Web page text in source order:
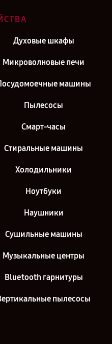
Духовые шкафы
Микроволновые печи
машины
Пылесосы
Смарт-часы
Стиральные машины
Холодильники
Ноутбуки
Наушники
Сушильные машины
Музыкальные центры
Bluetooth гарнитуры
пылесосы